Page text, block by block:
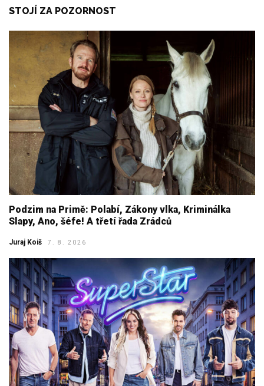
STOJÍ ZA POZORNOST
Podzim na Primě: Polabí, Zákony vlka, Kriminálka
Slapy, Ano, šéfe! A třetí řada Zrádců
Juraj Koiš 7. 8. 2026